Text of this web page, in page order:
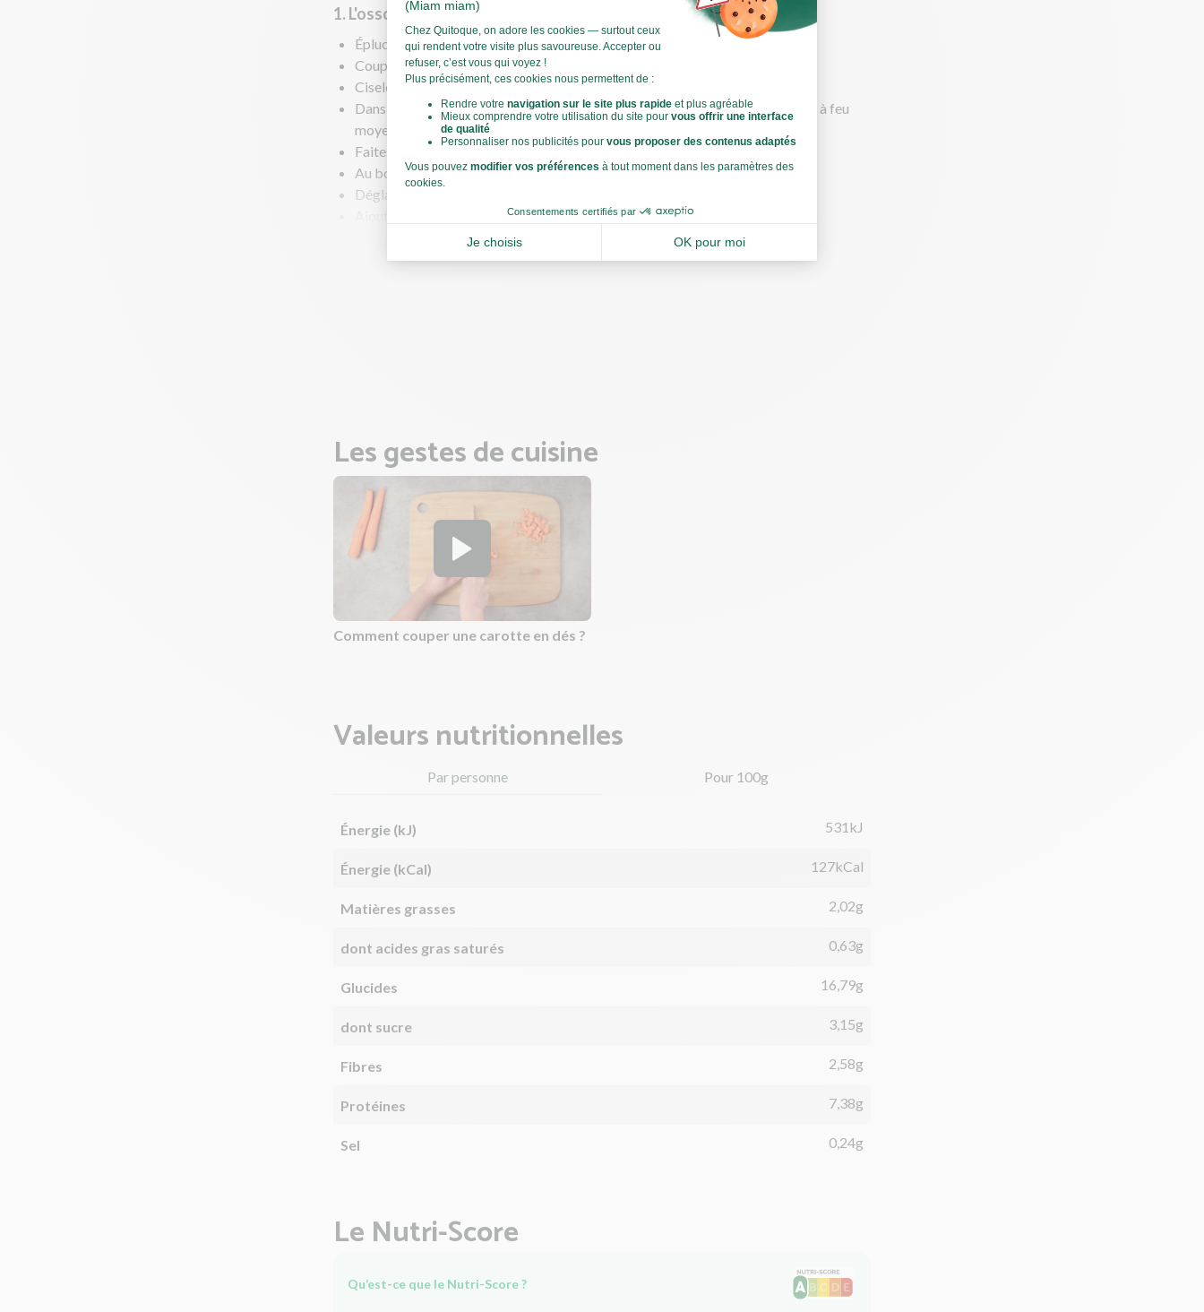
1. L'osso bucco
Épluchez les carottes et retirez le bout abîmé du céleri branche.
Coupez-les en très petits morceaux (brunoise).
Ciselez (dés) l'oignon.
Dans une cocotte, faites chauffer une noix de beurre et un filet d'huile d'olive à feu
moyen à vif.
Faites revenir les carottes, l'oignon et le céleri 5 min à feu moyen.
Au bout des 5 min, versez la farine et mélangez bien pour enrober le tout.
Déglacez (versez) avec le vin blanc.
Ajoutez l'eau, le bouquet garni, la pulpe de tomates et le bouillon de légumes.
Portez à ébullition puis baissez à feu moyen, couvrez et laissez mijoter 20 min. Salez,
poivrez. Remuez régulièrement.
Voir toute la recette
Les gestes de cuisine
Comment couper une carotte en dés ?
Valeurs nutritionnelles
Par personne Pour 100g
Énergie (kJ) 531kJ
Énergie (kCal) 127kCal
Matières grasses 2,02g
dont acides gras saturés 0,63g
Glucides 16,79g
dont sucre 3,15g
Fibres 2,58g
Protéines 7,38g
Sel 0,24g
Le Nutri-Score
Qu’est-ce que le Nutri-Score ?